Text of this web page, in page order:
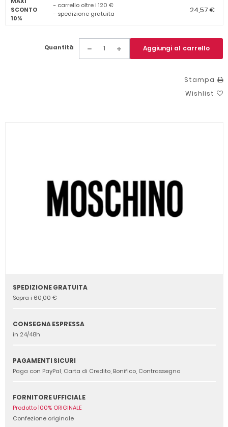
SCONTO
10%
- carrello oltre i 120 €
- spedizione gratuita
24,57 €
Quantità Aggiungi al carrello
Stampa
Wishlist
SPEDIZIONE GRATUITA
Sopra i 60,00 €
CONSEGNA ESPRESSA
in 24/48h
PAGAMENTI SICURI
Paga con PayPal, Carta di Credito, Bonifico, Contrassegno
FORNITORE UFFICIALE
Prodotto 100% ORIGINALE
Confezione originale